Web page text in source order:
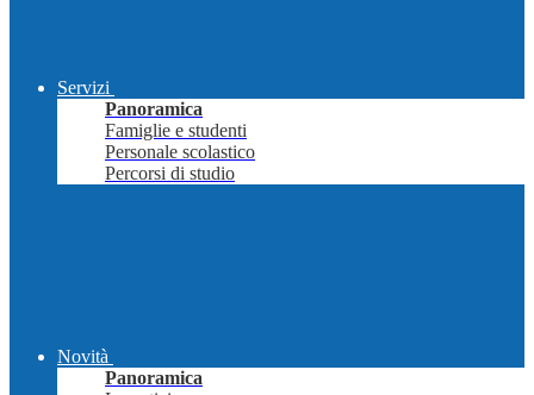
Servizi
Panoramica
Famiglie e studenti
Personale scolastico
Percorsi di studio
Novità
Panoramica